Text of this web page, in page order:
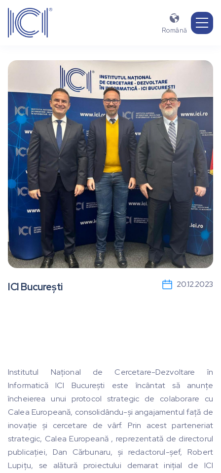

Română
ICI București 20.12.2023
Institutul Național de Cercetare-Dezvoltare în
Informatică ICI București este încântat să anunțe
încheierea unui protocol strategic de colaborare cu
Calea Europeană, consolidându-și angajamentul față de
inovație și cercetare de vârf. Prin acest parteneriat
strategic, Calea Europeană , reprezentată de directorul
publicației, Dan Cărbunaru, și redactorul-șef, Robert
Lupițu, se alătură proiectului demarat inițial de ICI